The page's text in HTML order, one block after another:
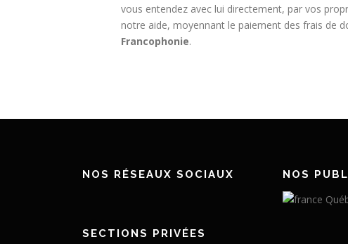
vous entendez avec lui directement, par vos
notre aide, moyennant le paiement des frais de
Francophonie.
NOS RÉSEAUX SOCIAUX
SECTIONS PRIVÉES
NOS